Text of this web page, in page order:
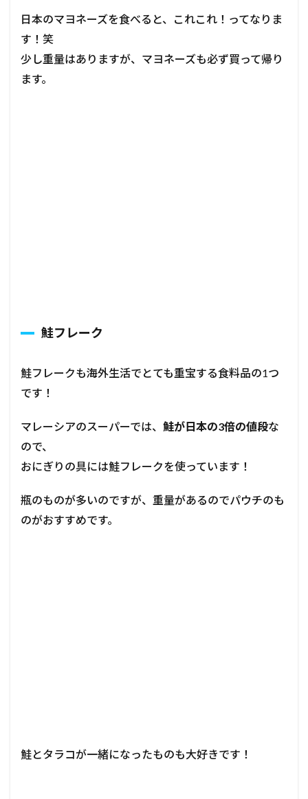
日本のマヨネーズを食べると、これこれ！ってなりま
す！笑
少し重量はありますが、マヨネーズも必ず買って帰り
ます。
鮭フレーク
鮭フレークも海外生活でとても重宝する食料品の1つ
です！
マレーシアのスーパーでは、 鮭が日本の3倍の値段な
ので、
おにぎりの具には鮭フレークを使っています！
瓶のものが多いのですが、重量があるのでパウチのも
のがおすすめです。
鮭とタラコが一緒になったものも大好きです！